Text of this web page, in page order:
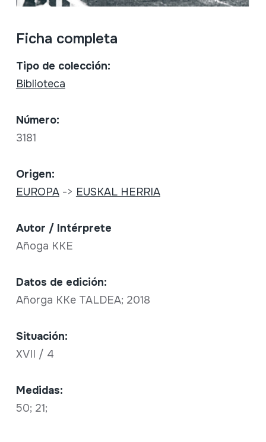
Ficha completa
Tipo de colección:
Biblioteca
Número:
3181
Origen:
EUROPA-> EUSKAL HERRIA
Autor / Intérprete
Añoga KKE
Datos de edición:
Añorga KKe TALDEA; 2018
Situación:
XVII / 4
Medidas:
50; 21;